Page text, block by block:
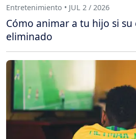
Entretenimiento • JUL 2 / 2026
Cómo animar a tu hijo si
eliminado